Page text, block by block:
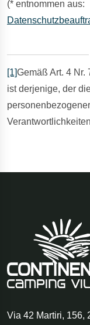
(* entnommen aus:
[1]Gemäß Art. 4 Nr.
ist derjenige, der
Via 42 Martiri, 156,